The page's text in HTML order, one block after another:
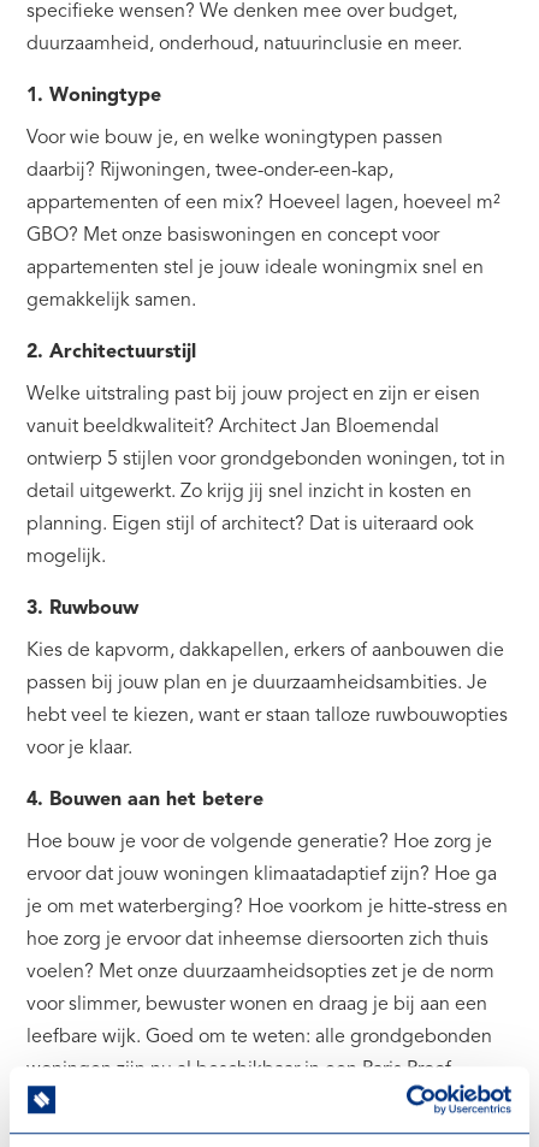
specifieke wensen? We denken mee over budget,
duurzaamheid, onderhoud, natuurinclusie en meer.
1. Woningtype
Voor wie bouw je, en welke woningtypen passen
daarbij? Rijwoningen, twee-onder-een-kap,
appartementen of een mix? Hoeveel lagen, hoeveel m²
GBO? Met onze basiswoningen en concept voor
appartementen stel je jouw ideale woningmix snel en
gemakkelijk samen.
2. Architectuurstijl
Welke uitstraling past bij jouw project en zijn er eisen
vanuit beeldkwaliteit? Architect Jan Bloemendal
ontwierp 5 stijlen voor grondgebonden woningen, tot in
detail uitgewerkt. Zo krijg jij snel inzicht in kosten en
planning. Eigen stijl of architect? Dat is uiteraard ook
mogelijk.
3. Ruwbouw
Kies de kapvorm, dakkapellen, erkers of aanbouwen die
passen bij jouw plan en je duurzaamheidsambities. Je
hebt veel te kiezen, want er staan talloze ruwbouwopties
voor je klaar.
4. Bouwen aan het betere
Hoe bouw je voor de volgende generatie? Hoe zorg je
ervoor dat jouw woningen klimaatadaptief zijn? Hoe ga
je om met waterberging? Hoe voorkom je hitte-stress en
hoe zorg je ervoor dat inheemse diersoorten zich thuis
voelen? Met onze duurzaamheidsopties zet je de norm
voor slimmer, bewuster wonen en draag je bij aan een
leefbare wijk. Goed om te weten: alle grondgebonden
woningen zijn nu al beschikbaar in een Paris Proof
variant.